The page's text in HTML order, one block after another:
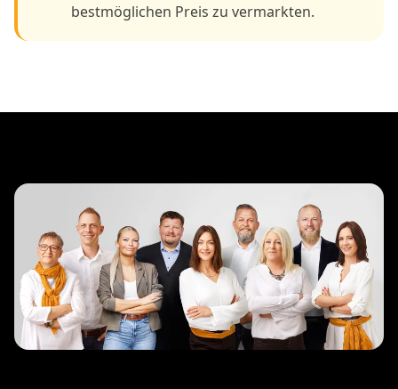
bestmöglichen Preis zu vermarkten.